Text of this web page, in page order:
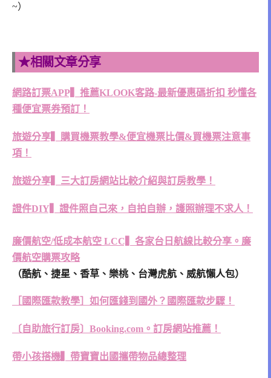
~）
★相關文章分享
網路訂票APP▍推薦KLOOK客路-最新優惠碼折扣 秒懂各
種便宜票券預訂！
旅遊分享▍購買機票教學&便宜機票比價&買機票注意事
項！
旅遊分享▍三大訂房網站比較介紹與訂房教學！
證件DIY▍證件照自己來，自拍自辦，護照辦理不求人！
廉價航空/低成本航空 LCC▍各家台日航線比較分享。廉
價航空購票攻略
（酷航、捷星、香草、樂桃、台灣虎航、威航懶人包）
［國際匯款教學］如何匯錢到國外？國際匯款步驟！
〔自助旅行訂房〕Booking.com。訂房網站推薦！
帶小孩搭機▍帶寶寶出國攜帶物品總整理